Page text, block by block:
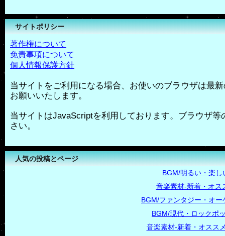
サイトポリシー
著作権について
免責事項について
個人情報保護方針
当サイトをご利用になる場合、お使いのブラウザは最
お願いいたします。
当サイトはJavaScriptを利用しております。ブラウザ
さい。
人気の投稿とページ
BGM/明るい・楽し
音楽素材-新着・オス
BGM/ファンタジー・オー
BGM/現代・ロックポ
音楽素材-新着・オスス